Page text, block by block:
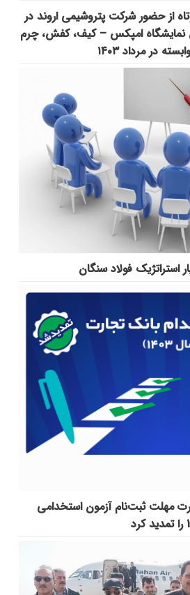
از حضور شرکت پتروشیمی اروند در
نمایشگاه امپکس‌ – کیف، کفش، چرم
در مرداد ۱۴۰۳
استراتژیک فولاد سنگان
مهلت ثبت‌نام آزمون استخدامی